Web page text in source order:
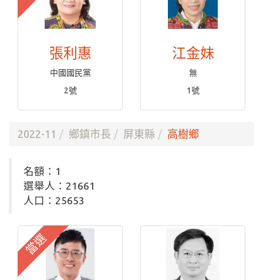
張利惠
中國國民黨
2號
江金妹
無
1號
2022-11 鄉鎮市長 屏東縣 高樹鄉
名額：1
選舉人：21661
人口：25653
當選